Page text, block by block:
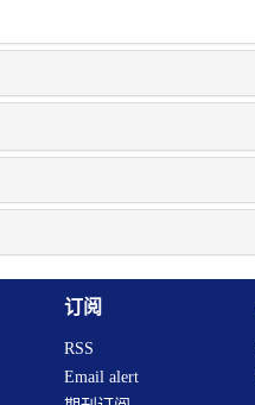
订阅
RSS
Email alert